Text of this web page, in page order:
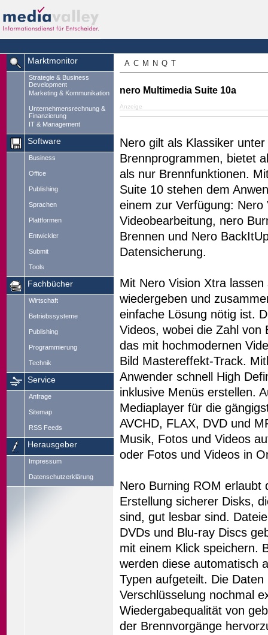
Marktmonitor
Strategie & Business
Development
Marketing & Kommunikation
Unternehmensrechnung &
Finanzierung
IT & Management
Software
Business
Office
Publishing
Sprachen
Plattformen
Entwickler
Submit
Tools
Fachbücher
Wirtschaft
Betriebssysteme
Publishing
Programmierung
Technik
Service
Anfrage
Sitemap
RSS Feeds
Herausgeber
Impressum
Datenschutzerklärung
A C M N Q T
nero Multimedia Suite 10a
Anzeige
Nero gilt als Klassiker unter
Brennprogrammen, bietet
als nur Brennfunktionen.
Suite 10 stehen dem
einem zur Verfügung: Nero
Videobearbeitung, nero
Brennen und Nero
Datensicherung.
Mit Nero Vision Xtra
wiedergeben und
einfache Lösung nötig ist.
Videos, wobei die Zahl von
das mit hochmodernen
Bild Mastereffekt-Track.
Anwender schnell High
inklusive Menüs erstellen.
Mediaplayer für die
AVCHD, FLAX, DVD und
Musik, Fotos und Videos
oder Fotos und Videos in
Nero Burning ROM erlaubt
Erstellung sicherer Disks,
sind, gut lesbar sind.
DVDs und Blu-ray Discs
mit einem Klick speichern.
werden diese automatisch
Typen aufgeteilt. Die
Verschlüsselung nochmal
Wiedergabequalität von
der Brennvorgänge